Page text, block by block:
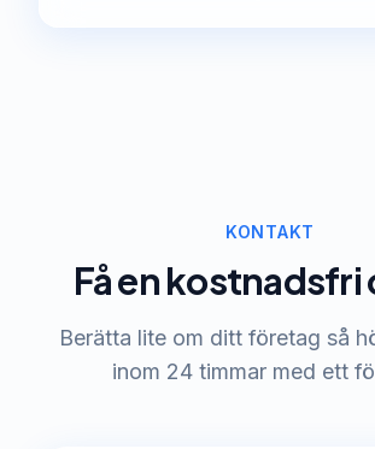
KONTAKT
Få en
Berätta lite om ditt företag så
inom 24 timmar med ett